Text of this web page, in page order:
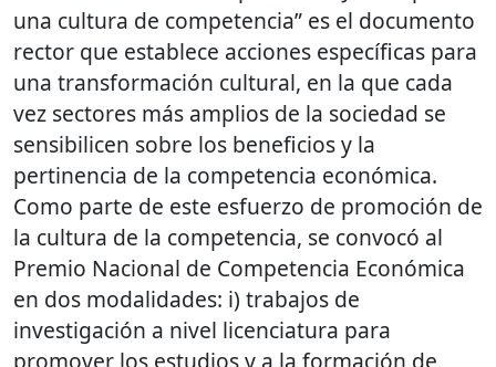
una cultura de competencia” es el documento
rector que establece acciones específicas para
una transformación cultural, en la que cada
vez sectores más amplios de la sociedad se
sensibilicen sobre los beneficios y la
pertinencia de la competencia económica.
Como parte de este esfuerzo de promoción de
la cultura de la competencia, se convocó al
Premio Nacional de Competencia Económica
en dos modalidades: i) trabajos de
investigación a nivel licenciatura para